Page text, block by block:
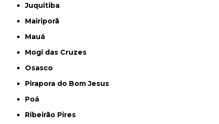
Juquitiba
Mairiporã
Mauá
Mogi das Cruzes
Osasco
Pirapora do Bom Jesus
Poá
Ribeirão Pires